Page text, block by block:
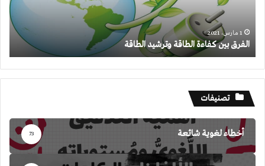
1 مارس، 2021
الفرق بين كفاءة الطاقة وترشيد الطاقة
تصنيفات
أخطاء لغوية شائعة 73